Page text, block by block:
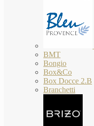
BMT
Bongio
Box&Co
Box Docce 2.B
Branchetti